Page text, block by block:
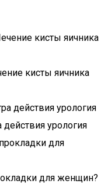
кисты яичника
урология
для женщин?